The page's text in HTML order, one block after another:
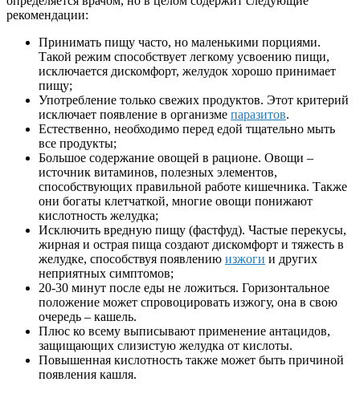
рекомендации:
Принимать пищу часто, но маленькими порциями.
Такой режим способствует легкому усвоению пищи,
исключается дискомфорт, желудок хорошо принимает
пищу;
Употребление только свежих продуктов. Этот критерий
исключает появление в организме паразитов.
Естественно, необходимо перед едой тщательно мыть
все продукты;
Большое содержание овощей в рационе. Овощи –
источник витаминов, полезных элементов,
способствующих правильной работе кишечника. Также
они богаты клетчаткой, многие овощи понижают
кислотность желудка;
Исключить вредную пищу (фастфуд). Частые перекусы,
жирная и острая пища создают дискомфорт и тяжесть в
желудке, способствуя появлению изжоги и других
неприятных симптомов;
20-30 минут после еды не ложиться. Горизонтальное
положение может спровоцировать изжогу, она в свою
очередь – кашель.
Плюс ко всему выписывают применение антацидов,
защищающих слизистую желудка от кислоты.
Повышенная кислотность также может быть причиной
появления кашля.